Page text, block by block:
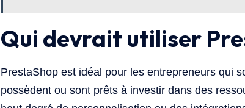
Qui devrait utiliser
PrestaShop est idéal pour les entrepreneurs qui
possèdent ou sont prêts à investir dans des